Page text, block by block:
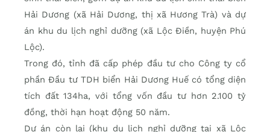
Hải Dương (xã Hải Dương, thị xã Hương Trà) và dự
án khu du lịch nghỉ dưỡng (xã Lộc Điền, huyện Phú
Lộc).
Trong đó, tỉnh đã cấp phép đầu tư cho Công ty cổ
phần Đầu tư TDH biển Hải Dương Huế có tổng diện
tích đất 134ha, với tổng vốn đầu tư hơn 2.100 tỷ
đồng, thời hạn hoạt động 50 năm.
Dự án còn lại (khu du lịch nghỉ dưỡng tại xã Lộc